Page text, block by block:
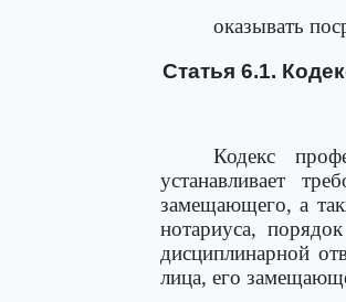
оказывать
Статья 6.1.
Кодекс
устанавливает
замещающего, а
нотариуса,
дисциплинарной
лица, его